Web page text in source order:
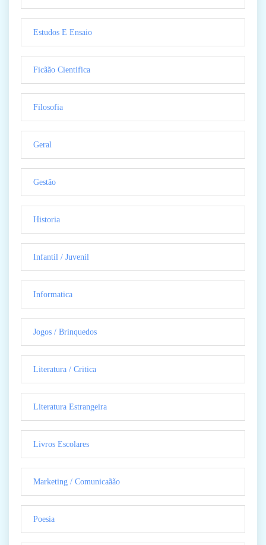
Estudos E Ensaio
Ficãão Cientifica
Filosofia
Geral
Gestão
Historia
Infantil / Juvenil
Informatica
Jogos / Brinquedos
Literatura / Critica
Literatura Estrangeira
Livros Escolares
Marketing / Comunicaãão
Poesia